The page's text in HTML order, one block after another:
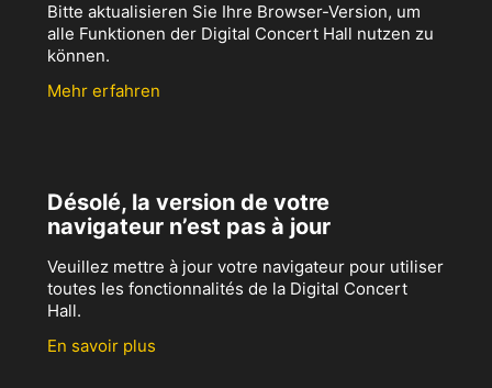
Bitte aktualisieren Sie Ihre Browser-Version, um
alle Funktionen der Digital Concert Hall nutzen zu
können.
Mehr erfahren
Désolé, la version de votre
navigateur n’est pas à jour
Veuillez mettre à jour votre navigateur pour utiliser
toutes les fonctionnalités de la Digital Concert
Hall.
En savoir plus